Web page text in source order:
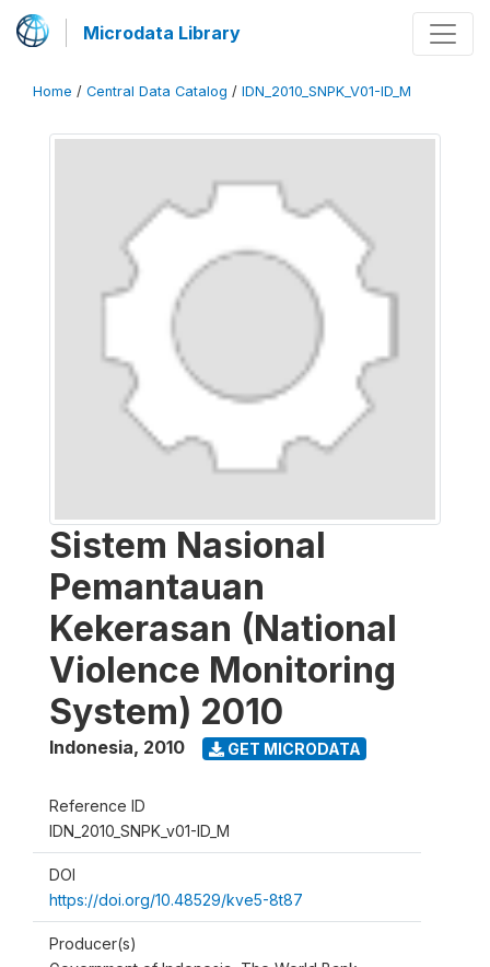
Microdata Library
Home / Central Data Catalog / IDN_2010_SNPK_V01-ID_M
Sistem Nasional
Pemantauan
Kekerasan (National
Violence Monitoring
System) 2010
Indonesia, 2010 GET MICRODATA
Reference ID
IDN_2010_SNPK_v01-ID_M
DOI
https://doi.org/10.48529/kve5-8t87
Producer(s)